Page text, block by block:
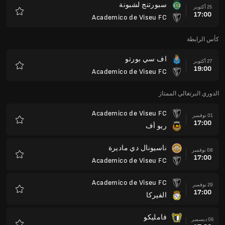
25 أكتوبر
17:00
سبورتنج لشبونة
Academico de Viseu FC
كأس الرابطة
27 أكتوبر
19:00
اف سي بورتو
Academico de Viseu FC
الدوري البرتغالي الممتاز
01 نوفمبر
17:00
Academico de Viseu FC
ريو أف
08 نوفمبر
17:00
ناسيونال دي ماديرة
Academico de Viseu FC
29 نوفمبر
17:00
Academico de Viseu FC
الفيركا
06 ديسمبر
فامليكو